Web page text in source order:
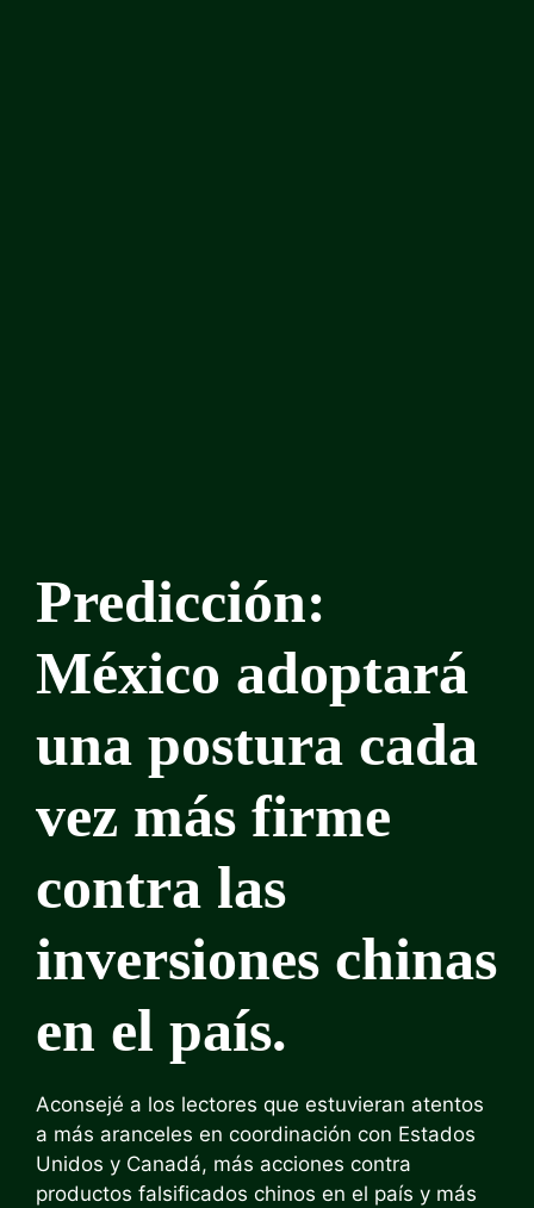
Predicción:
México adoptará
una postura cada
vez más firme
contra las
inversiones chinas
en el país.
Aconsejé a los lectores que estuvieran atentos
a más aranceles en coordinación con Estados
Unidos y Canadá, más acciones contra
productos falsificados chinos en el país y más